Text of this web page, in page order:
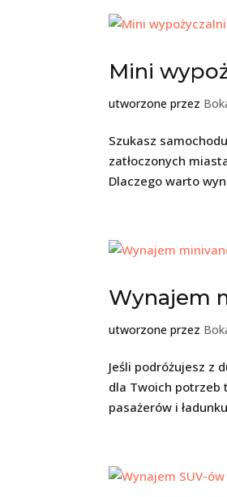
Mini
utworzone przez
Szukasz
zatłoczonych
Dlaczego warto
Wynajem
utworzone przez
Jeśli podróżujesz z
dla Twoich potrzeb
pasażerów i